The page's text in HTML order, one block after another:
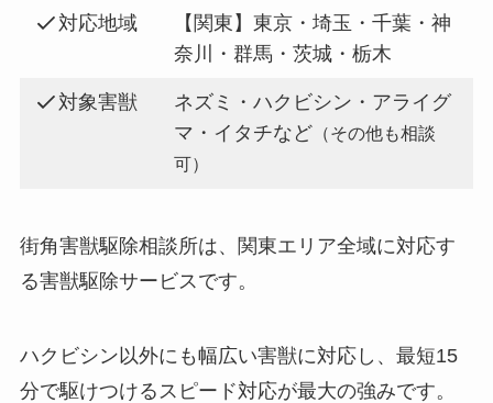
対応地域
【関東】東京・埼玉・千葉・神
奈川・群馬・茨城・栃木
対象害獣
ネズミ・ハクビシン・アライグ
マ・イタチなど （その他も相談
可）
街角害獣駆除相談所は、関東エリア全域に対応す
る害獣駆除サービスです。
ハクビシン以外にも幅広い害獣に対応し、最短15
分で駆けつけるスピード対応が最大の強みです。